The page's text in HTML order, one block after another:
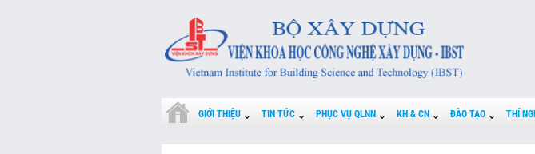
GIỚI THIỆU TIN TỨC PHỤC VỤ QLNN KH & CN ĐÀO TẠO THÍ